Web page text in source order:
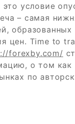
условие
– самая
образованных
цен. Time to
forexby.com/
о том как
по